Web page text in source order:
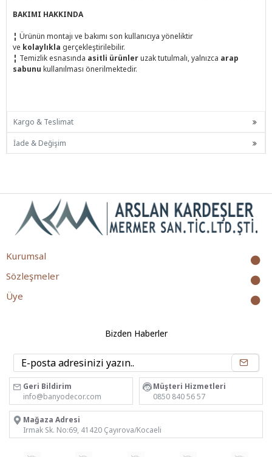
BAKIMI HAKKINDA
¦ Ürünün montajı ve bakımı son kullanıcıya yöneliktir
ve kolaylıkla gerçekleştirilebilir.
¦ Temizlik esnasında asitli ürünleruzak tutulmalı, yalnızca arap
sabunu kullanılması önerilmektedir.
Kargo & Teslimat
İade & Değişim
Kurumsal
Sözleşmeler
Üye
Bizden Haberler
Geri Bildirim
info@banyodecor.com
Müşteri Hizmetleri
0850 840 56 57
Mağaza Adresi
Irmak Sk. No:69, 41420 Çayırova/Kocaeli